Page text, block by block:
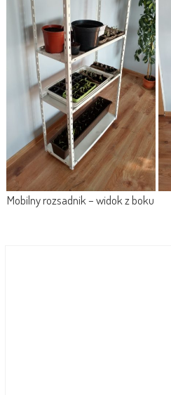
Mobilny rozsadnik – widok z boku